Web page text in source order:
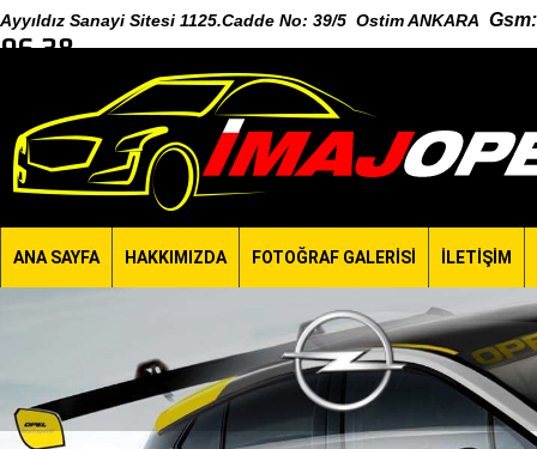
Ayyıldız Sanayi Sitesi 1125.Cadde No: 39/5 Ostim ANKARA Gsm:
96 38
ANA SAYFA HAKKIMIZDA FOTOĞRAF GALERİSİ İLETİŞİM